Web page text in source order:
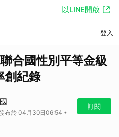
以LINE開啟
登入
合國性別平等金級
創紀錄
布於 04月30日06:54 •
訂閱